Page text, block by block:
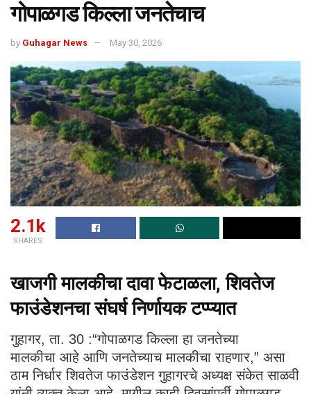
गोपाळगड किल्ला जनतेचाच
by Guhagar News May 30, 2026
2.1k
SHARES
खाजगी मालकीचा दावा फेटाळला, शिवतेज
फाउंडेशनचा संघर्ष निर्णायक टप्प्यात
गुहागर, ता. 30 :“गोपाळगड किल्ला हा जनतेच्या
मालकीचा आहे आणि जनतेच्याच मालकीचा राहणार,” असा
ठाम निर्धार शिवतेज फाउंडेशन गुहागरचे अध्यक्ष संकेत साळवी